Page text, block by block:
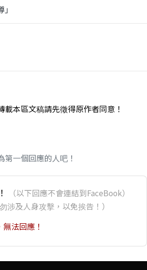
載本區文稿請先徵得原作者同意！
第一個回應的人吧！
（以下回應不會連結到FaceBook）
涉及人身攻擊，以免挨告！）
無法回應！